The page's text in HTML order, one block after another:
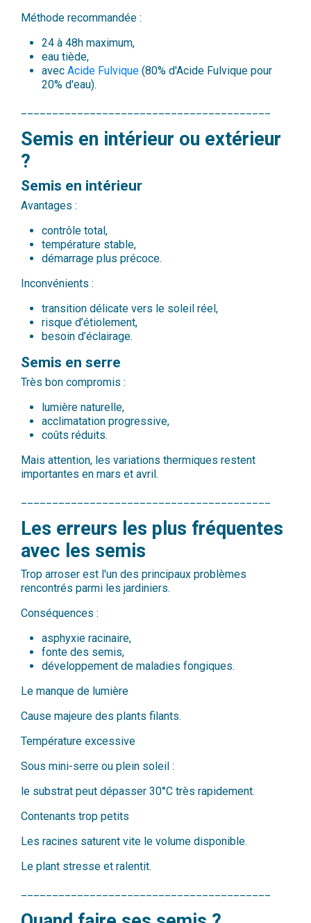
Méthode recommandée :
24 à 48h maximum,
eau tiède,
avec Acide Fulvique (80% d'Acide Fulvique pour
20% d'eau).
Semis en intérieur ou extérieur
?
Semis en intérieur
Avantages :
contrôle total,
température stable,
démarrage plus précoce.
Inconvénients :
transition délicate vers le soleil réel,
risque d’étiolement,
besoin d’éclairage.
Semis en serre
Très bon compromis :
lumière naturelle,
acclimatation progressive,
coûts réduits.
Mais attention, les variations thermiques restent
importantes en mars et avril.
Les erreurs les plus fréquentes
avec les semis
Trop arroser est l'un des principaux problèmes
rencontrés parmi les jardiniers.
Conséquences :
asphyxie racinaire,
fonte des semis,
développement de maladies fongiques.
Le manque de lumière
Cause majeure des plants filants.
Température excessive
Sous mini-serre ou plein soleil :
le substrat peut dépasser 30°C très rapidement.
Contenants trop petits
Les racines saturent vite le volume disponible.
Le plant stresse et ralentit.